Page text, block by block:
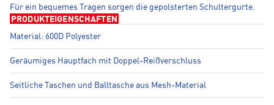
Für ein bequemes Tragen sorgen die gepolsterten Schultergurte.
PRODUKTEIGENSCHAFTEN
Material: 600D Polyester
Geräumiges Hauptfach mit Doppel-Reißverschluss
Seitliche Taschen und Balltasche aus Mesh-Material